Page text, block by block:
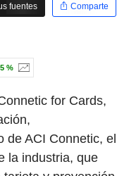
fuentes
Comparte
%
for Cards,
de ACI Connetic, el
la industria, que